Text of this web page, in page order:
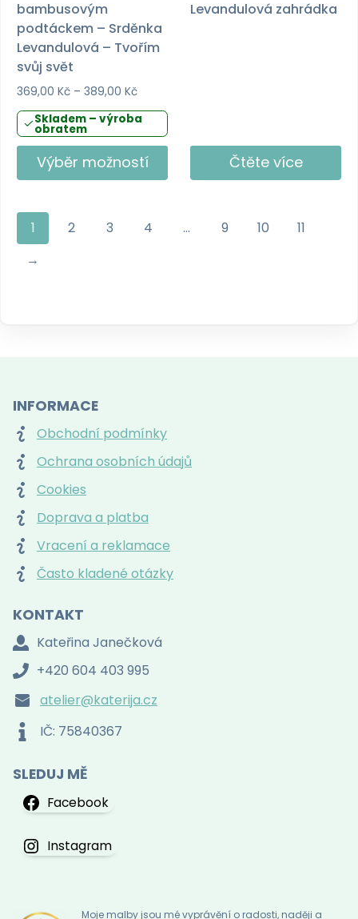
bambusovým
podtáckem – Srděnka
Levandulová – Tvořím
svůj svět
369,00 Kč – 389,00 KčRozpětí
cen:
369,00 Kč
až
389,00 Kč
Skladem – výroba
obratem
Výběr možností
produkt
má
více
variant.
Levandulová zahrádka
Čtěte více
1 2 3 4 … 9 10
11
→
INFORMACE
Obchodní podmínky
Ochrana osobních údajů
Cookies
Doprava a platba
Vracení a reklamace
Často kladené otázky
KONTAKT
Kateřina Janečková
+420 604 403 995
atelier@katerija.cz
IČ: 75840367
SLEDUJ MĚ
Facebook
Instagram
Moje malby jsou mé vyprávění o radosti, naději a